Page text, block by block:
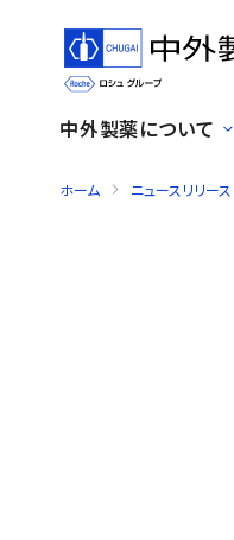
中外製薬について
ホーム ニュースリリース